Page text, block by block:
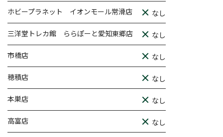
ホビープラネット イオンモール常滑店 なし
三洋堂トレカ館 ららぽーと愛知東郷店 なし
市橋店 なし
穂積店 なし
本巣店 なし
高富店 なし